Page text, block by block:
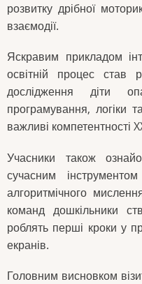
розвитку дрібної
взаємодії.
Яскравим прикладом
освітній процес
дослідження діти
програмування, логіки
важливі компетентності
Учасники також
сучасним
алгоритмічного
команд дошкільники
роблять перші кроки у
екранів.
Головним висновком